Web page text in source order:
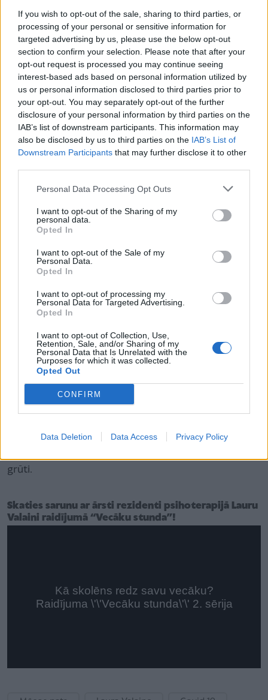
If you wish to opt-out of the sale, sharing to third parties, or
processing of your personal or sensitive information for
targeted advertising by us, please use the below opt-out
section to confirm your selection. Please note that after your
opt-out request is processed you may continue seeing
interest-based ads based on personal information utilized by
us or personal information disclosed to third parties prior to
your opt-out. You may separately opt-out of the further
disclosure of your personal information by third parties on the
IAB’s list of downstream participants. This information may
also be disclosed by us to third parties on the IAB’s List of
Downstream Participants that may further disclose it to other
Personal Data Processing Opt Outs
I want to opt-out of the Sharing of my
personal data.
Opted In
I want to opt-out of the Sale of my
Personal Data.
Opted In
I want to opt-out of processing my
Personal Data for Targeted Advertising.
Opted In
I want to opt-out of Collection, Use,
Retention, Sale, and/or Sharing of my
Personal Data that Is Unrelated with the
Purposes for which it was collected.
Opted Out
CONFIRM
Data Deletion Data Access Privacy Policy
psihoterapeite Laura Valaine. Lai līdz šīm sekām
nenonāktu, jātiek skaidrībā, kas ir bijis sākumā.
Protams, attālinātais mācību process nav veiksmīgs
modelis ilgtermiņa atmiņu iegūšanai un mācību
vielas apgūšanai. Apgūt izdodas tikai to, kas
patiešām interesē. Bet pie esošā noguruma, kad jau
gandrīz gadu dzīvojam ar ierobežojumiem, gan
vairāk izspiest vienkārši nav iespējams.
Izvērtējiet, vai pusaudzim tiešām pilnīgi viss, ko
uzdod skolā, ir jāpaspēj izdarīt. Varbūt tiešām var
darīt ne visu, uzsvaru liekot tikai uz svarīgāko?
demonstratīvā pozā, jāpadomā, vai paši vecāki nav
uzlikuši augstas prasības tīnim: “Kā tu tā vari –
nesaņemties un pelnīt sliktas atzīmes?!” Iespējams,
šis ir īstais brīdis, lai prasības samazinātu.
Ja tās jau ir samazinātas līdz minimumam, bet
skolēns tāpat turpina atteikties mācīties, tad tomēr
savu. Tīnis būs dusmīgs, bet ar to viņš tiks galā.
grūti.
Skaties sarunu ar ārsti rezidenti psihoterapijā Lauru
Valaini raidījumā “Vecāku stunda”!